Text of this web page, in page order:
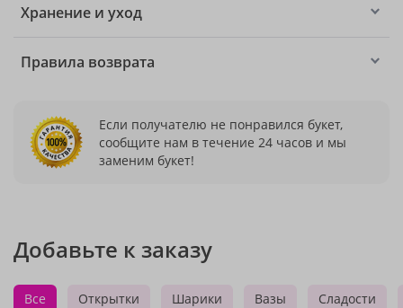
Хранение и уход
Правила возврата
Если получателю не понравился букет,
сообщите нам в течение 24 часов и мы
заменим букет!
Добавьте к заказу
Все Открытки Шарики Вазы Сладости